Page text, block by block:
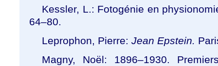
Kessler, L.: Fotogénie en
64–80.
Leprophon, Pierre: Jean Epstein.
Magny, Noël: 1896–1930.